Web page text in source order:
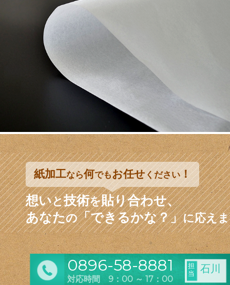
紙加工なら何でもお任せください！
想いと技術を貼り合わせ、
あなたの「できるかな？」に応え
0896-58-8881
対応時間 9：00 ～ 17：00
担
当
石川